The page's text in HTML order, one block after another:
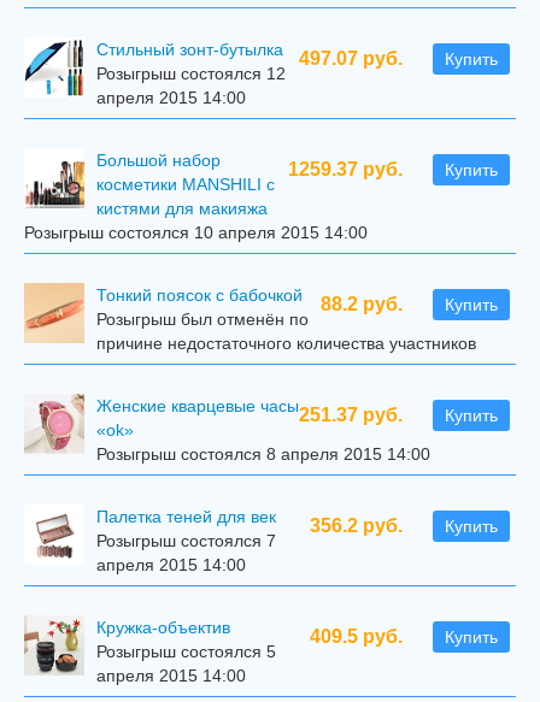
497.07 руб. Купить
Стильный зонт-бутылка
Розыгрыш состоялся 12
апреля 2015 14:00
1259.37 руб. Купить
Большой набор
косметики MANSHILI с
кистями для макияжа
Розыгрыш состоялся 10 апреля 2015 14:00
88.2 руб. Купить
Тонкий поясок с бабочкой
Розыгрыш был отменён по
причине недостаточного количества участников
251.37 руб. Купить
Женские кварцевые часы
«ok»
Розыгрыш состоялся 8 апреля 2015 14:00
356.2 руб. Купить
Палетка теней для век
Розыгрыш состоялся 7
апреля 2015 14:00
409.5 руб. Купить
Кружка-объектив
Розыгрыш состоялся 5
апреля 2015 14:00